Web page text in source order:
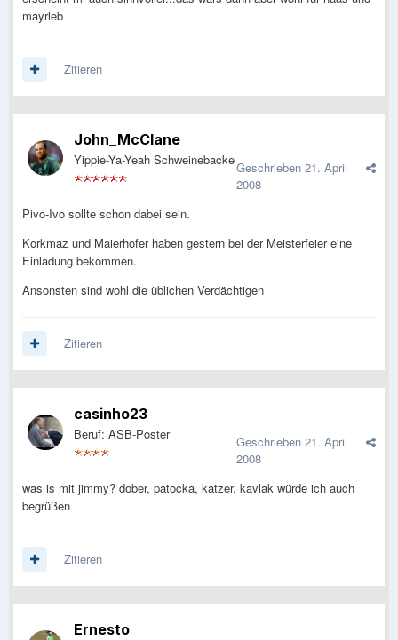
mayrleb
Zitieren
John_McClane
Yippie-Ya-Yeah SchweinebackeGeschrieben 21. April
2008
Pivo-Ivo sollte schon dabei sein.
Korkmaz und Maierhofer haben gestern bei der Meisterfeier eine
Einladung bekommen.
Ansonsten sind wohl die üblichen Verdächtigen
Zitieren
casinho23
Beruf: ASB-Poster Geschrieben 21. April
2008
was is mit jimmy? dober, patocka, katzer, kavlak würde ich auch
begrüßen
Zitieren
Ernesto